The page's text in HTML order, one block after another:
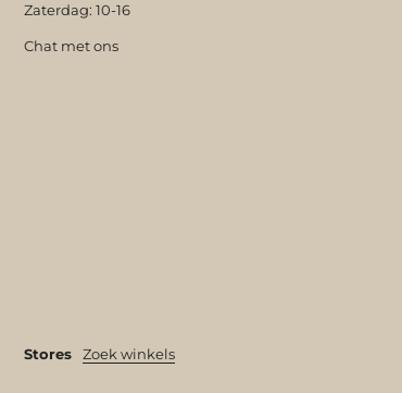
Zaterdag: 10-16
Chat met ons
Stores Zoek winkels